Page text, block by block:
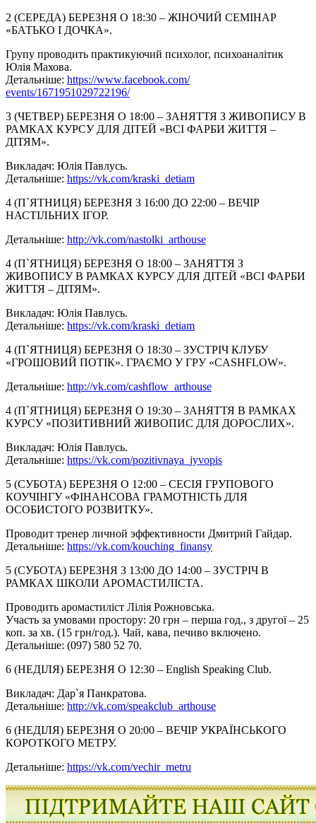
2 (СЕРЕДА) БЕРЕЗНЯ О 18:30 – ЖІНОЧИЙ СЕМІНАР
«БАТЬКО І ДОЧКА».
Групу проводить практикуючий психолог, психоаналітик
Юлія Махова.
Детальніше: https://www.facebook.com/
events/1671951029722196/
3 (ЧЕТВЕР) БЕРЕЗНЯ О 18:00 – ЗАНЯТТЯ З ЖИВОПИСУ В
РАМКАХ КУРСУ ДЛЯ ДІТЕЙ «ВСІ ФАРБИ ЖИТТЯ –
ДІТЯМ».
Викладач: Юлія Павлусь.
Детальніше: https://vk.com/kraski_detiam
4 (П`ЯТНИЦЯ) БЕРЕЗНЯ З 16:00 ДО 22:00 – ВЕЧІР
НАСТІЛЬНИХ ІГОР.
Детальніше: http://vk.com/nastolki_ arthouse
4 (П`ЯТНИЦЯ) БЕРЕЗНЯ О 18:00 – ЗАНЯТТЯ З
ЖИВОПИСУ В РАМКАХ КУРСУ ДЛЯ ДІТЕЙ «ВСІ ФАРБИ
ЖИТТЯ – ДІТЯМ».
Викладач: Юлія Павлусь.
Детальніше: https://vk.com/kraski_detiam
4 (П`ЯТНИЦЯ) БЕРЕЗНЯ О 18:30 – ЗУСТРІЧ КЛУБУ
«ГРОШОВИЙ ПОТІК». ГРАЄМО У ГРУ «CASHFLOW».
Детальніше: http://vk.com/cashflow_ arthouse
4 (П`ЯТНИЦЯ) БЕРЕЗНЯ О 19:30 – ЗАНЯТТЯ В РАМКАХ
КУРСУ «ПОЗИТИВНИЙ ЖИВОПИС ДЛЯ ДОРОСЛИХ».
Викладач: Юлія Павлусь.
Детальніше: https://vk.com/pozitivnaya_ jyvopis
5 (СУБОТА) БЕРЕЗНЯ О 12:00 – СЕСІЯ ГРУПОВОГО
КОУЧІНГУ «ФІНАНСОВА ГРАМОТНІСТЬ ДЛЯ
ОСОБИСТОГО РОЗВИТКУ».
Проводит тренер личной эффективности Дмитрий Гайдар.
Детальніше: https://vk.com/kouching_ finansy
5 (СУБОТА) БЕРЕЗНЯ З 13:00 ДО 14:00 – ЗУСТРІЧ В
РАМКАХ ШКОЛИ АРОМАСТИЛІСТА.
Проводить аромастиліст Лілія Рожновська.
Участь за умовами простору: 20 грн – перша год., з другої – 25
коп. за хв. (15 грн/год.). Чай, кава, печиво включено.
Детальніше: (097) 580 52 70.
6 (НЕДІЛЯ) БЕРЕЗНЯ О 12:30 – English Speaking Club.
Викладач: Дар`я Панкратова.
Детальніше: http://vk.com/speakclub_ arthouse
6 (НЕДІЛЯ) БЕРЕЗНЯ О 20:00 – ВЕЧІР УКРАЇНСЬКОГО
КОРОТКОГО МЕТРУ.
Детальніше: https://vk.com/vechir_metru